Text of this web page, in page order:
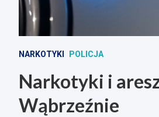
NARKOTYKI POLICJA
Narkotyki i
Wąbrzeźnie